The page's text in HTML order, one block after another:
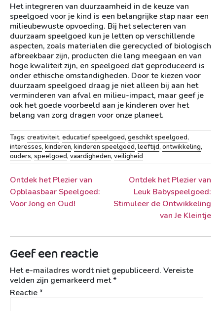
Het integreren van duurzaamheid in de keuze van
speelgoed voor je kind is een belangrijke stap naar een
milieubewuste opvoeding. Bij het selecteren van
duurzaam speelgoed kun je letten op verschillende
aspecten, zoals materialen die gerecycled of biologisch
afbreekbaar zijn, producten die lang meegaan en van
hoge kwaliteit zijn, en speelgoed dat geproduceerd is
onder ethische omstandigheden. Door te kiezen voor
duurzaam speelgoed draag je niet alleen bij aan het
verminderen van afval en milieu-impact, maar geef je
ook het goede voorbeeld aan je kinderen over het
belang van zorg dragen voor onze planeet.
Tags: creativiteit, educatief speelgoed, geschikt speelgoed,
interesses, kinderen, kinderen speelgoed, leeftijd, ontwikkeling,
ouders, speelgoed, vaardigheden, veiligheid
Berichtnavigatie
Ontdek het Plezier van
Opblaasbaar Speelgoed:
Voor Jong en Oud!
Ontdek het Plezier van
Leuk Babyspeelgoed:
Stimuleer de Ontwikkeling
van Je Kleintje
Geef een reactie
Het e-mailadres wordt niet gepubliceerd. Vereiste
velden zijn gemarkeerd met*
Reactie*